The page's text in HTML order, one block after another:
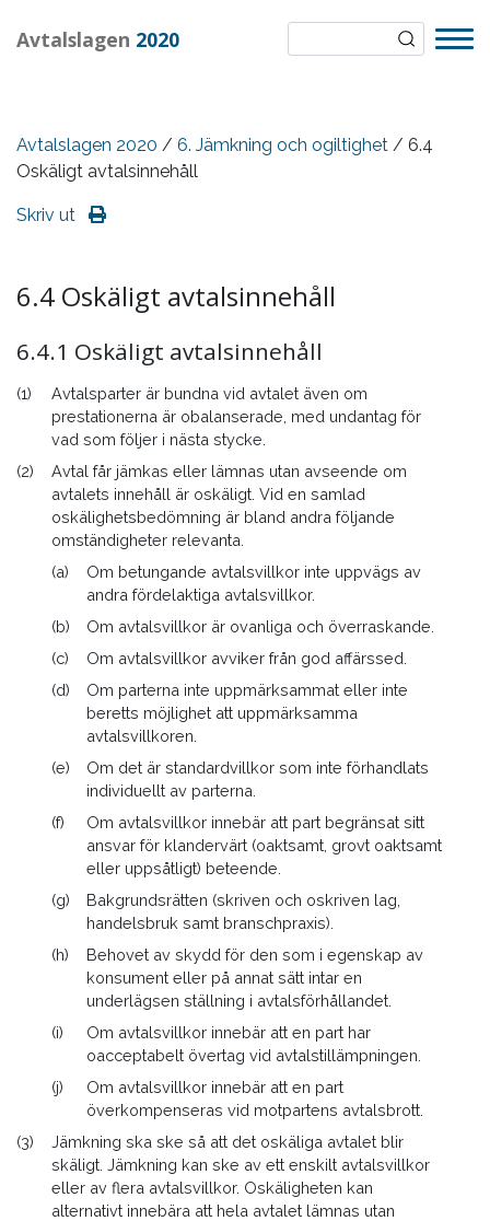
Avtalslagen 2020
Avtalslagen 2020 / 6. Jämkning och ogiltighet / 6.4
Oskäligt avtalsinnehåll
Skriv ut
6.4 Oskäligt avtalsinnehåll
6.4.1 Oskäligt avtalsinnehåll
(1)
Avtalsparter är bundna vid avtalet även om
prestationerna är obalanserade, med undantag för
vad som följer i nästa stycke.
(2)
Avtal får jämkas eller lämnas utan avseende om
avtalets innehåll är oskäligt. Vid en samlad
oskälighetsbedömning är bland andra följande
omständigheter relevanta.
(a)
Om betungande avtalsvillkor inte uppvägs av
andra fördelaktiga avtalsvillkor.
(b)
Om avtalsvillkor är ovanliga och överraskande.
(c)
Om avtalsvillkor avviker från god affärssed.
(d)
Om parterna inte uppmärksammat eller inte
beretts möjlighet att uppmärksamma
avtalsvillkoren.
(e)
Om det är standardvillkor som inte förhandlats
individuellt av parterna.
(f)
Om avtalsvillkor innebär att part begränsat sitt
ansvar för klandervärt (oaktsamt, grovt oaktsamt
eller uppsåtligt) beteende.
(g)
Bakgrundsrätten (skriven och oskriven lag,
handelsbruk samt branschpraxis).
(h)
Behovet av skydd för den som i egenskap av
konsument eller på annat sätt intar en
underlägsen ställning i avtalsförhållandet.
(i)
Om avtalsvillkor innebär att en part har
oacceptabelt övertag vid avtalstillämpningen.
(j)
Om avtalsvillkor innebär att en part
överkompenseras vid motpartens avtalsbrott.
(3)
Jämkning ska ske så att det oskäliga avtalet blir
skäligt. Jämkning kan ske av ett enskilt avtalsvillkor
eller av flera avtalsvillkor. Oskäligheten kan
alternativt innebära att hela avtalet lämnas utan